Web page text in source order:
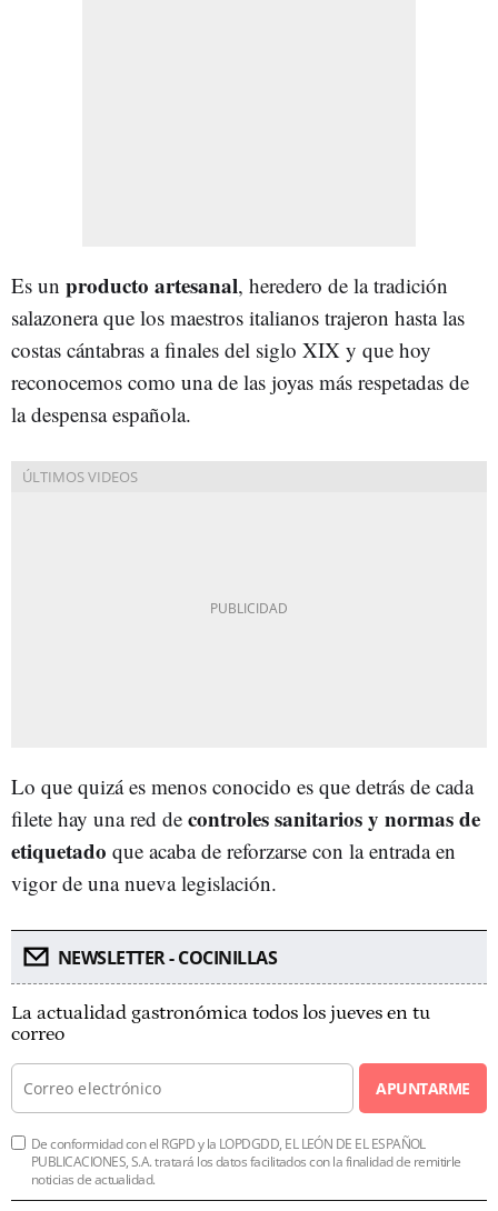
Es un producto artesanal, heredero de la tradición
salazonera que los maestros italianos trajeron hasta las
costas cántabras a finales del siglo XIX y que hoy
reconocemos como una de las joyas más respetadas de
la despensa española.
Lo que quizá es menos conocido es que detrás de cada
filete hay una red de controles sanitarios y normas de
etiquetado que acaba de reforzarse con la entrada en
vigor de una nueva legislación.
NEWSLETTER - COCINILLAS
La actualidad gastronómica todos los jueves en tu
correo
APUNTARME
De conformidad con el RGPD y la LOPDGDD, EL LEÓN DE EL ESPAÑOL
PUBLICACIONES, S.A. tratará los datos facilitados con la finalidad de remitirle
noticias de actualidad.